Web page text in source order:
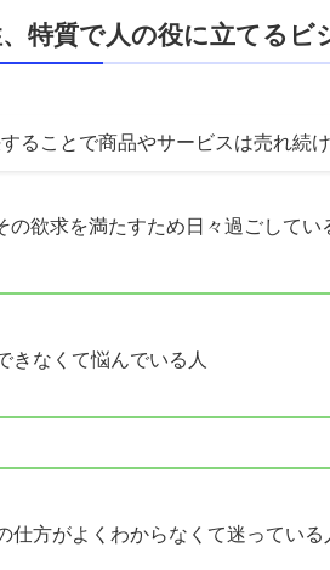
特質で人の役に立てるビ
ることで商品やサービスは売れ続け
の欲求を満たすため日々過ごしてい
きなくて悩んでいる人
仕方がよくわからなくて迷っている